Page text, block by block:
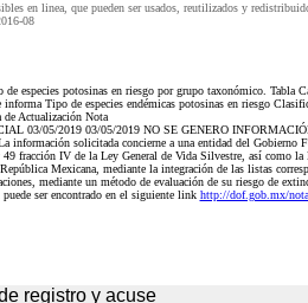
en linea, que pueden ser usados, reutilizados y
08
especies potosinas en riesgo por grupo taxonómico. Tabla
Tipo de especies endémicas potosinas en riesgo
de Actualización Nota
03/05/2019 03/05/2019 NO SE GENERO
solicitada concierne a una entidad del Gobierno
fracción IV de la Ley General de Vida Silvestre, así como
Mexicana, mediante la integración de las listas
mediante un método de evaluación de su riesgo de
ser encontrado en el siguiente link http://dof.gob.mx/
registro y acuse